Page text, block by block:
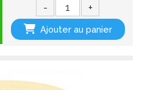
- +
Ajouter au panier